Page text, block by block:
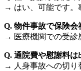
→ はい、可能です。
Q. 物件事故で保険
→ 医療機関での受診
Q. 通院費や慰謝料は
→ 人身事故への切り